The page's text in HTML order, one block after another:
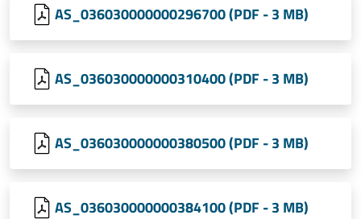
AS_036030000000296700 (PDF - 3 MB)
AS_036030000000310400 (PDF - 3 MB)
AS_036030000000380500 (PDF - 3 MB)
AS_036030000000384100 (PDF - 3 MB)